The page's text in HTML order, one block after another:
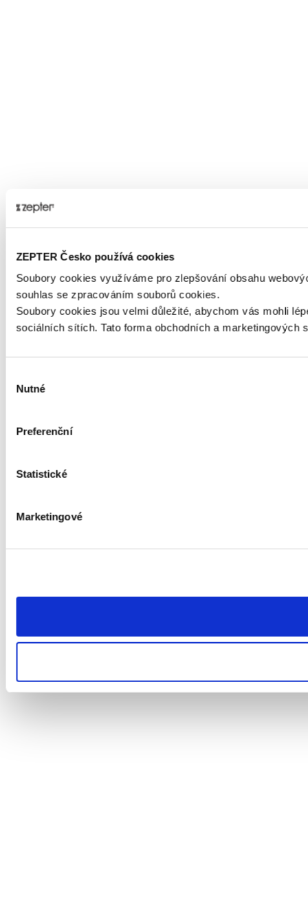
ZEPTER Česko používá cookies
Soubory cookies využíváme pro zlepšování obsahu
souhlas se zpracováním souborů cookies.
Soubory cookies jsou velmi důležité, abychom vás mohli
sociálních sítích. Tato forma obchodních a marketingových
souhlasu
Nutné
Preferenční
Statistické
Marketingové